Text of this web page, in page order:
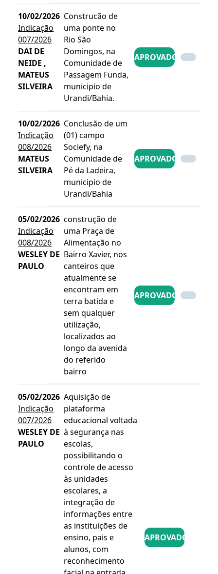
10/02/2026
Indicação
007/2026
DAI DE
NEIDE ,
MATEUS
SILVEIRA
Construcão de
uma ponte no
Rio São
Domingos, na
Comunidade de
Passagem Funda,
municipio de
Urandi/Bahia.
APROVADO
10/02/2026
Indicação
008/2026
MATEUS
SILVEIRA
Conclusão de um
(01) campo
Sociefy, na
Comunidade de
Pé da Ladeira,
municipio de
Urandi/Bahia
APROVADO
05/02/2026
Indicação
008/2026
WESLEY DE
PAULO
construção de
uma Praça de
Alimentação no
Bairro Xavier, nos
canteiros que
atualmente se
encontram em
terra batida e
sem qualquer
utilização,
localizados ao
longo da avenida
do referido
bairro
APROVADO
05/02/2026
Indicação
007/2026
WESLEY DE
PAULO
Aquisição de
plataforma
educacional voltada
à segurança nas
escolas,
possibilitando o
controle de acesso
às unidades
escolares, a
integração de
informações entre
as instituições de
ensino, pais e
alunos, com
reconhecimento
APROVADO